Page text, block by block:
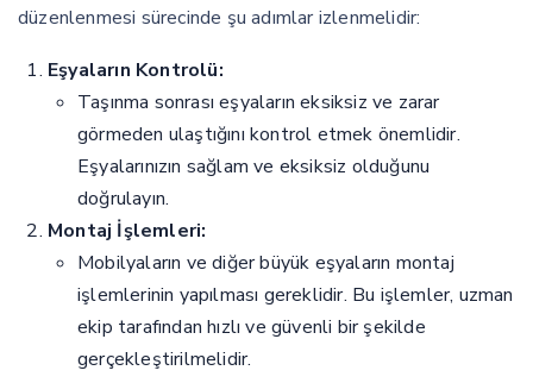
düzenlenmesi sürecinde şu adımlar izlenmelidir:
Eşyaların Kontrolü:
Taşınma sonrası eşyaların eksiksiz ve zarar
görmeden ulaştığını kontrol etmek önemlidir.
Eşyalarınızın sağlam ve eksiksiz olduğunu
doğrulayın.
Montaj İşlemleri:
Mobilyaların ve diğer büyük eşyaların montaj
işlemlerinin yapılması gereklidir. Bu işlemler, uzman
ekip tarafından hızlı ve güvenli bir şekilde
gerçekleştirilmelidir.